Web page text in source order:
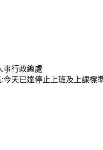
事行政總處
今天已達停止上班及上課